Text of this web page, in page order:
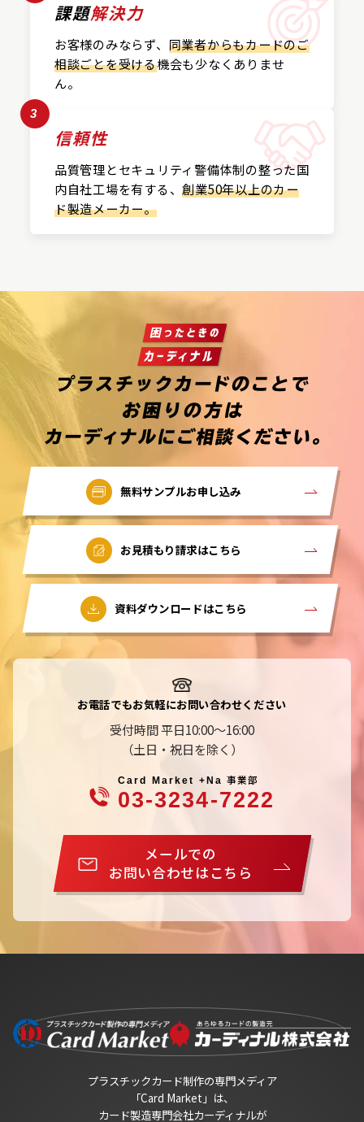
課題解決力
お客様のみならず、 同業者からもカードのご
相談ごとを受ける機会も少なくありませ
ん。
3
信頼性
品質管理とセキュリティ警備体制の整った国
内自社工場を有する、創業50年以上のカー
ド製造メーカー。
無料サンプルお申し込み
お見積もり請求はこちら
資料ダウンロードはこちら
お電話でもお気軽にお問い合わせください
受付時間 平日10:00～16:00
（土日・祝日を除く）
Card Market +Na事業部
03-3234-7222
メールでの
お問い合わせはこちら
プラスチックカード制作の専門メディア
「Card Market」は、
カード製造専門会社カーディナルが